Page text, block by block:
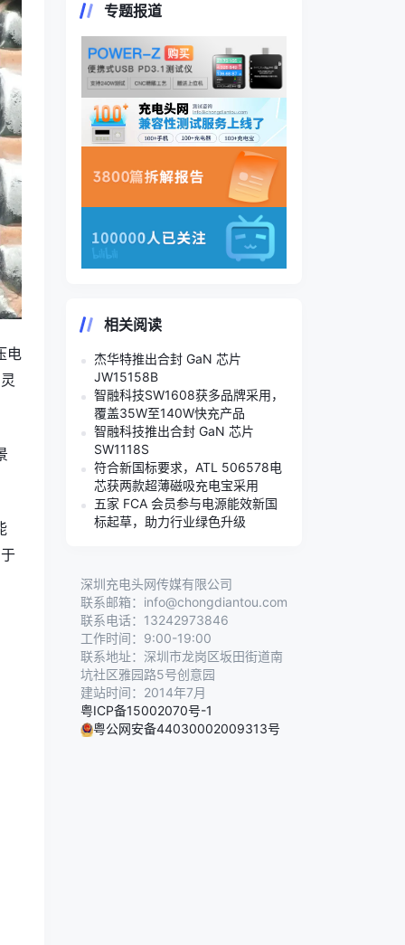
电
专题报道
相关阅读
杰华特推出合封 GaN 芯片
JW15158B
智融科技SW1608获多品牌采用，
覆盖35W至140W快充产品
智融科技推出合封 GaN 芯片
SW1118S
符合新国标要求，ATL 506578电
芯获两款超薄磁吸充电宝采用
五家 FCA 会员参与电源能效新国
标起草，助力行业绿色升级
深圳充电头网传媒有限公司
联系邮箱：info@chongdiantou.com
联系电话：13242973846
工作时间：9:00-19:00
联系地址：深圳市龙岗区坂田街道南
坑社区雅园路5号创意园
建站时间：2014年7月
粤ICP备15002070号-1
粤公网安备44030002009313号